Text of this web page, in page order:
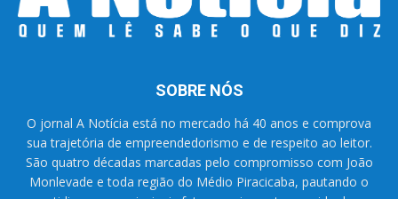
SOBRE NÓS
O jornal A Notícia está no mercado há 40 anos e comprova
sua trajetória de empreendedorismo e de respeito ao leitor.
São quatro décadas marcadas pelo compromisso com João
Monlevade e toda região do Médio Piracicaba, pautando o